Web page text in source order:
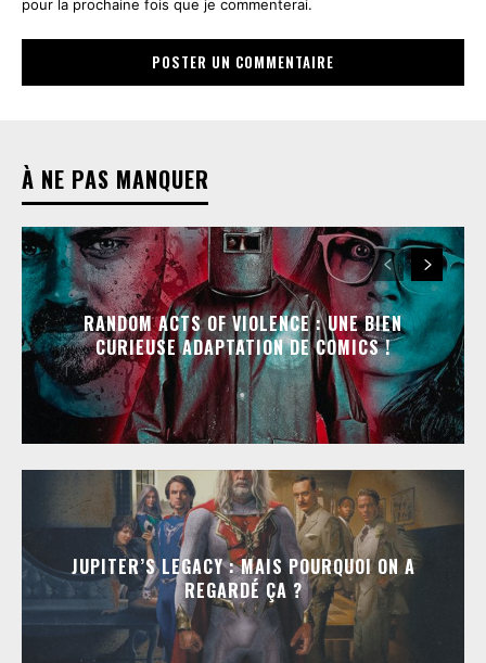
pour la prochaine fois que je commenterai.
À NE PAS MANQUER
RANDOM ACTS OF VIOLENCE : UNE BIEN
CURIEUSE ADAPTATION DE COMICS !
JUPITER’S LEGACY : MAIS POURQUOI ON A
REGARDÉ ÇA ?